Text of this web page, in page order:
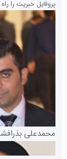
پایگاه خبری
سازمان بورس و
مرجع اخبار موثق در
پروفایل خبریت را راه
محمدعلی